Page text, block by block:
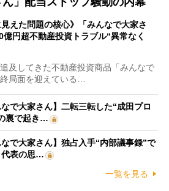
見えた問題の核心》「みんなで大家さ
億円超不動産投資トラブル“異常なく
及してきた不動産投資商品「みんなで
局面を迎えている…
なで大家さん】二転三転した“成田プロ
裏で起き…
なで大家さん】独占入手“内部議事録”で
代表の思…
一覧を見る